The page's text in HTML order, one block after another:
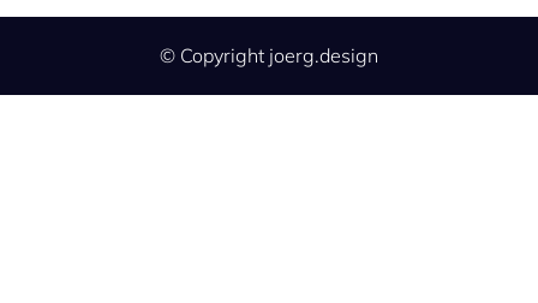
© Copyright joerg.design